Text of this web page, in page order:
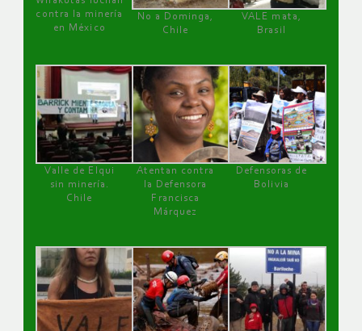
contra la minería
en México
No a Dominga,
Chile
VALE mata,
Brasil
Valle de Elqui
sin minería.
Chile
Atentan contra
la Defensora
Francisca
Márquez
Defensoras de
Bolivia